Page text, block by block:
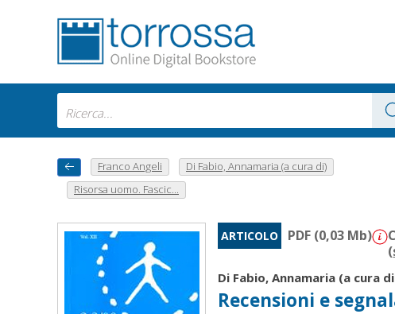
Franco Angeli
Di Fabio, Annamaria (a cura di)
Risorsa uomo. Fascic...
ARTICOLO PDF (0,03 Mb)
(
Di Fabio, Annamaria (a cura
Recensioni e